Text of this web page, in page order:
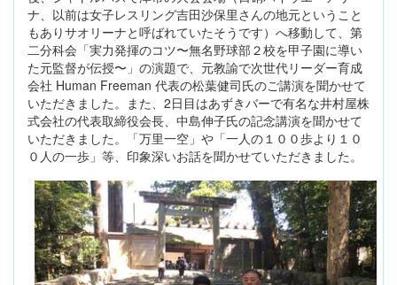
ナ、以前は女子レスリング吉田沙保里さんの地元ということ
もありサオリーナと呼ばれていたそうです）へ移動して、第
二分科会「実力発揮のコツ〜無名野球部２校を甲子園に導い
た元監督が伝授〜」の演題で、元教諭で次世代リーダー育成
会社 Human Freeman 代表の松葉健司氏のご講演を聞かせて
いただきました。また、2日目はあずきバーで有名な井村屋株
式会社の代表取締役会長、中島伸子氏の記念講演を聞かせて
いただきました。「万里一空」や「一人の１００歩より１０
０人の一歩」等、印象深いお話を聞かせていただきました。